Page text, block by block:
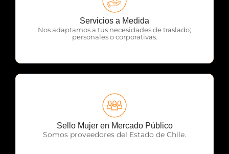
Servicios a Medida
Nos adaptamos a tus necesidades de traslado;
personales o corporativas.
OTP Servicios
Sello Mujer en Mercado Público
Somos proveedores del Estado de Chile.
OTP Servicios